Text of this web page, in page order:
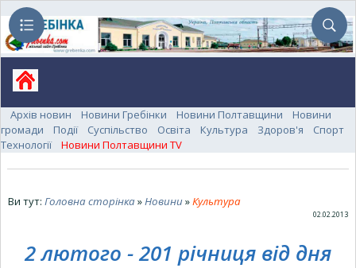
Архів новин Новини Гребінки Новини Полтавщини
Новини
громади
Події Суспільство Освіта Культура Здоров'я
Спорт
Технології
Новини Полтавщини TV
Ви тут: Головна сторінка» Новини»Культура
02.02.2013
2 лютого - 201 річниця від дня